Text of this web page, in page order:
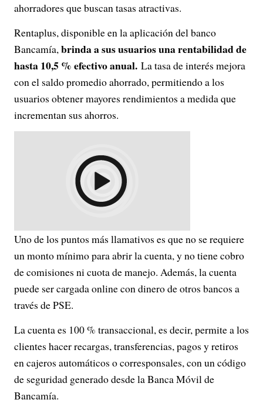
ahorradores que buscan tasas atractivas.
Rentaplus, disponible en la aplicación del banco
Bancamía,brinda a sus usuarios una rentabilidad de
hasta 10,5 % efectivo anual. La tasa de interés mejora
con el saldo promedio ahorrado, permitiendo a los
usuarios obtener mayores rendimientos a medida que
incrementan sus ahorros.
Uno de los puntos más llamativos es que no se requiere
un monto mínimo para abrir la cuenta, y no tiene cobro
de comisiones ni cuota de manejo. Además, la cuenta
puede ser cargada online con dinero de otros bancos a
través de PSE.
La cuenta es 100 % transaccional, es decir, permite a los
clientes hacer recargas, transferencias, pagos y retiros
en cajeros automáticos o corresponsales, con un código
de seguridad generado desde la Banca Móvil de
Bancamía.